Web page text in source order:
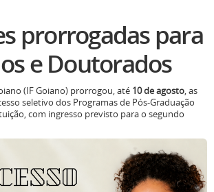
prorrogadas para
e Doutorados
(IF Goiano) prorrogou, até 10 de agosto, as
seletivo dos Programas de Pós-Graduação
com ingresso previsto para o segundo